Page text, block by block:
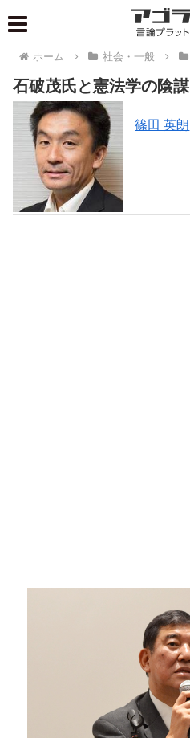
ホーム 社会・一般
石破茂氏と憲法学の陰謀
篠田 英朗